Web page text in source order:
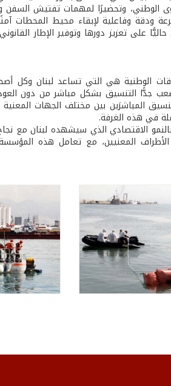
الوطني، وتحضيرًا لمهمات تفتيش السفن
ودقة وفاعلية لإبقاء محيط المحطات
على تعزيز دورها وتوفير الإطار
الوطنية هي التي تساعد لبنان وكل
جدًّا التنسيق بشكل مباشر من دون
المباشرَين بين مختلف الجهات
في هذه الغرفة.
الاقتصادي الذي سيشهده لبنان مع
المعنيين، مع تعامل هذه